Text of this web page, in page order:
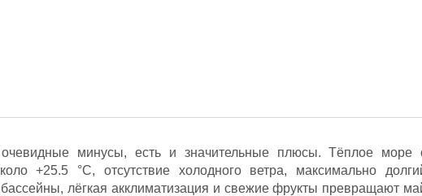
минусы, есть и значительные плюсы. Тёплое море
+25.5 °С, отсутствие холодного ветра, максимально
лёгкая акклиматизация и свежие фрукты превращают